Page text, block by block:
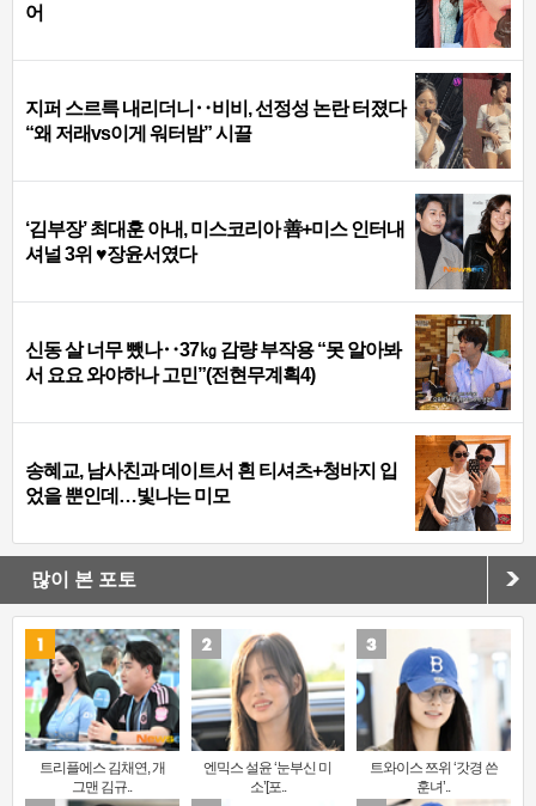
어
지퍼 스르륵 내리더니‥비비, 선정성 논란 터졌다
“왜 저래vs이게 워터밤” 시끌
‘김부장’ 최대훈 아내, 미스코리아 善+미스 인터내
셔널 3위 ♥장윤서였다
신동 살 너무 뺐나‥37㎏ 감량 부작용 “못 알아봐
서 요요 와야하나 고민”(전현무계획4)
송혜교, 남사친과 데이트서 흰 티셔츠+청바지 입
었을 뿐인데…빛나는 미모
많이 본 포토
트리플에스 김채연, 개
그맨 김규..
엔믹스 설윤 ‘눈부신 미
소’[포..
트와이스 쯔위 ‘갓경 쓴
훈녀’..